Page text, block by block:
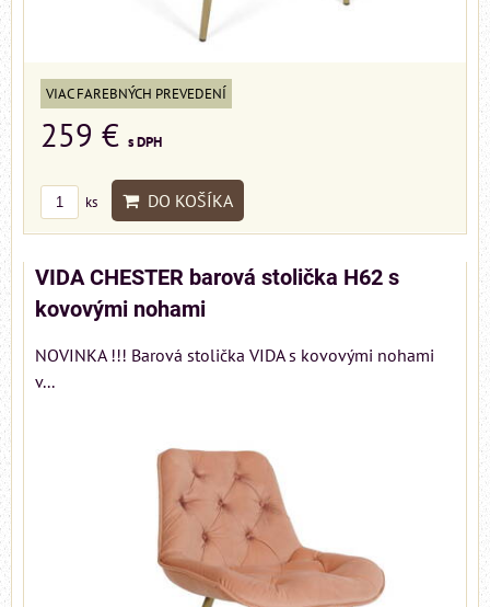
VIAC FAREBNÝCH PREVEDENÍ
259 € s DPH
ks DO KOŠÍKA
VIDA CHESTER barová stolička H62 s
kovovými nohami
NOVINKA !!! Barová stolička VIDA s kovovými nohami
v...